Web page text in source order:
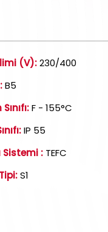
(V):230/400
B5
F - 155°C
IP 55
:TEFC
S1